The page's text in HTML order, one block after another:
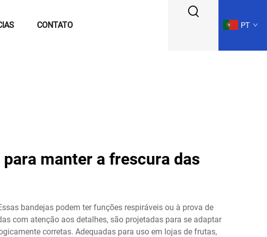
CONTATO PT
manter a frescura das
bandejas podem ter funções respiráveis ou à prova de
com atenção aos detalhes, são projetadas para se adaptar
corretas. Adequadas para uso em lojas de frutas,